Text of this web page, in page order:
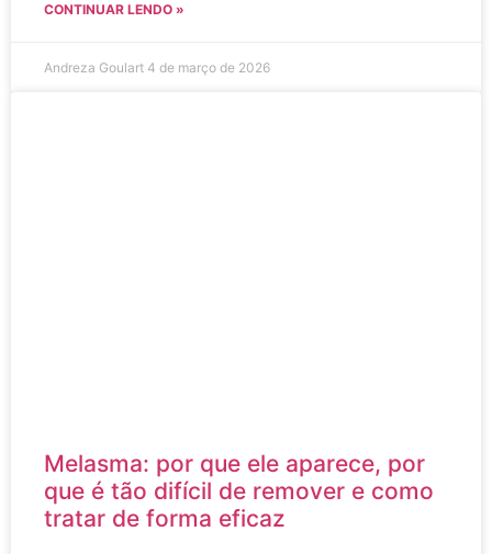
CONTINUAR LENDO »
Andreza Goulart 4 de março de 2026
Melasma: por que ele aparece, por
que é tão difícil de remover e como
tratar de forma eficaz